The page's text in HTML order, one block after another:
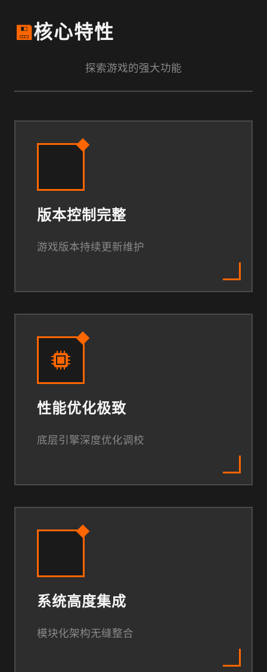
💾核心特性
探索游戏的强大功能
版本控制完整
游戏版本持续更新维护
性能优化极致
底层引擎深度优化调校
系统高度集成
模块化架构无缝整合